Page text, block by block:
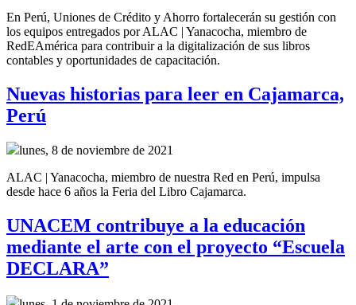
En Perú, Uniones de Crédito y Ahorro fortalecerán su gestión con
los equipos entregados por ALAC | Yanacocha, miembro de
RedEAmérica para contribuir a la digitalización de sus libros
contables y oportunidades de capacitación.
Nuevas historias para leer en Cajamarca,
Perú
lunes, 8 de noviembre de 2021
ALAC | Yanacocha, miembro de nuestra Red en Perú, impulsa
desde hace 6 años la Feria del Libro Cajamarca.
UNACEM contribuye a la educación
mediante el arte con el proyecto “Escuela
DECLARA”